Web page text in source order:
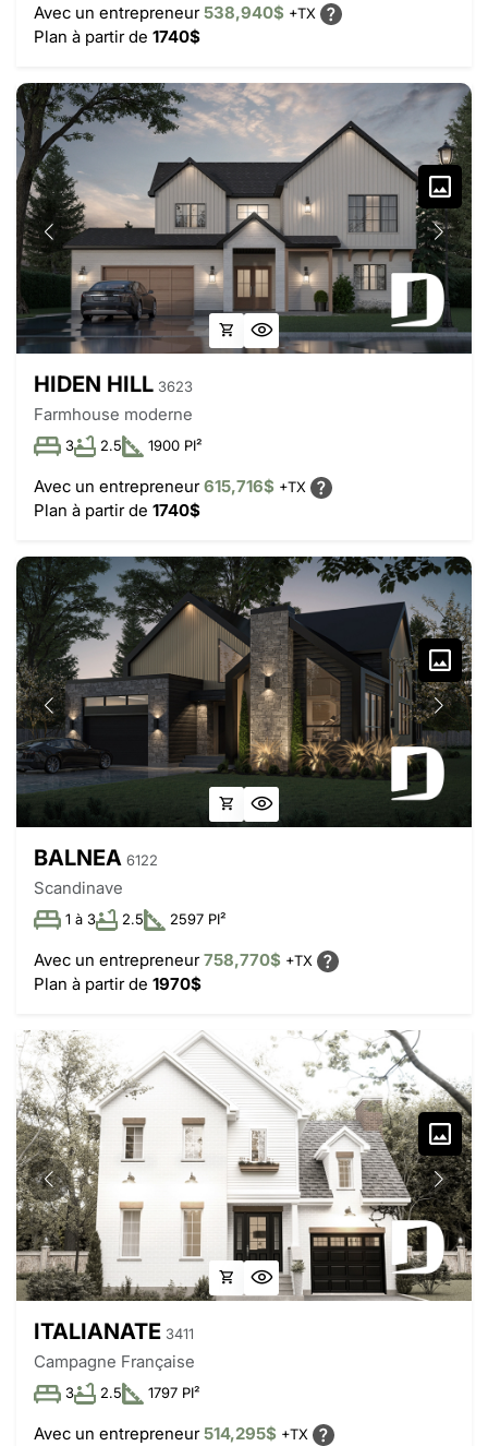
Avec un entrepreneur538,940$ +TX
Plan à partir de 1740$
HIDEN HILL 3623
Farmhouse moderne
3 2.5 1900 PI²
Avec un entrepreneur615,716$ +TX
Plan à partir de 1740$
BALNEA 6122
Scandinave
1 à 3 2.5 2597 PI²
Avec un entrepreneur758,770$ +TX
Plan à partir de 1970$
ITALIANATE 3411
Campagne Française
3 2.5 1797 PI²
Avec un entrepreneur514,295$ +TX